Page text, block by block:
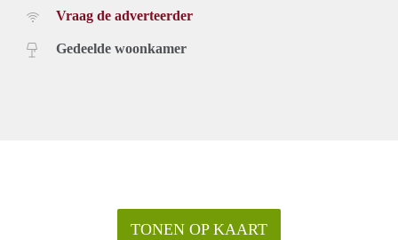
Vraag de adverteerder
Gedeelde woonkamer
TONEN OP KAART